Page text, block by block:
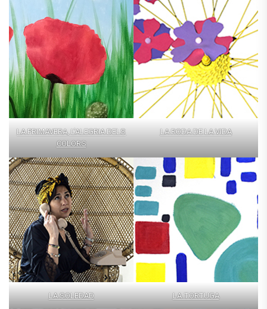
LA PRIMAVERA, L’ALEGRIA DELS
COLORS
LA RODA DE LA VIDA
LA SOLEDAD LA TORTUGA